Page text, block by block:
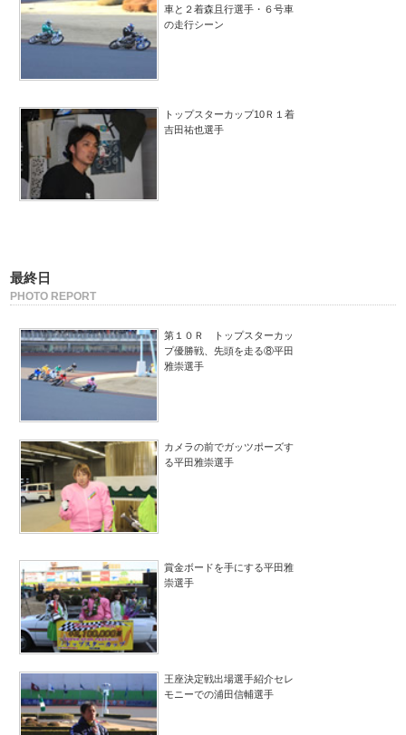
車と２着森且行選手・６号車
の走行シーン
トップスターカップ10Ｒ１着
吉田祐也選手
最終日
PHOTO REPORT
第１０Ｒ トップスターカッ
プ優勝戦、先頭を走る⑧平田
雅崇選手
カメラの前でガッツポーズす
る平田雅崇選手
賞金ボードを手にする平田雅
崇選手
王座決定戦出場選手紹介セレ
モニーでの浦田信輔選手